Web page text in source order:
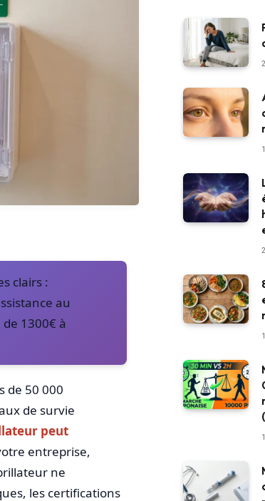
clairs :
au
1300€ à
de 50 000
de survie
peut
entreprise,
ne
les certifications